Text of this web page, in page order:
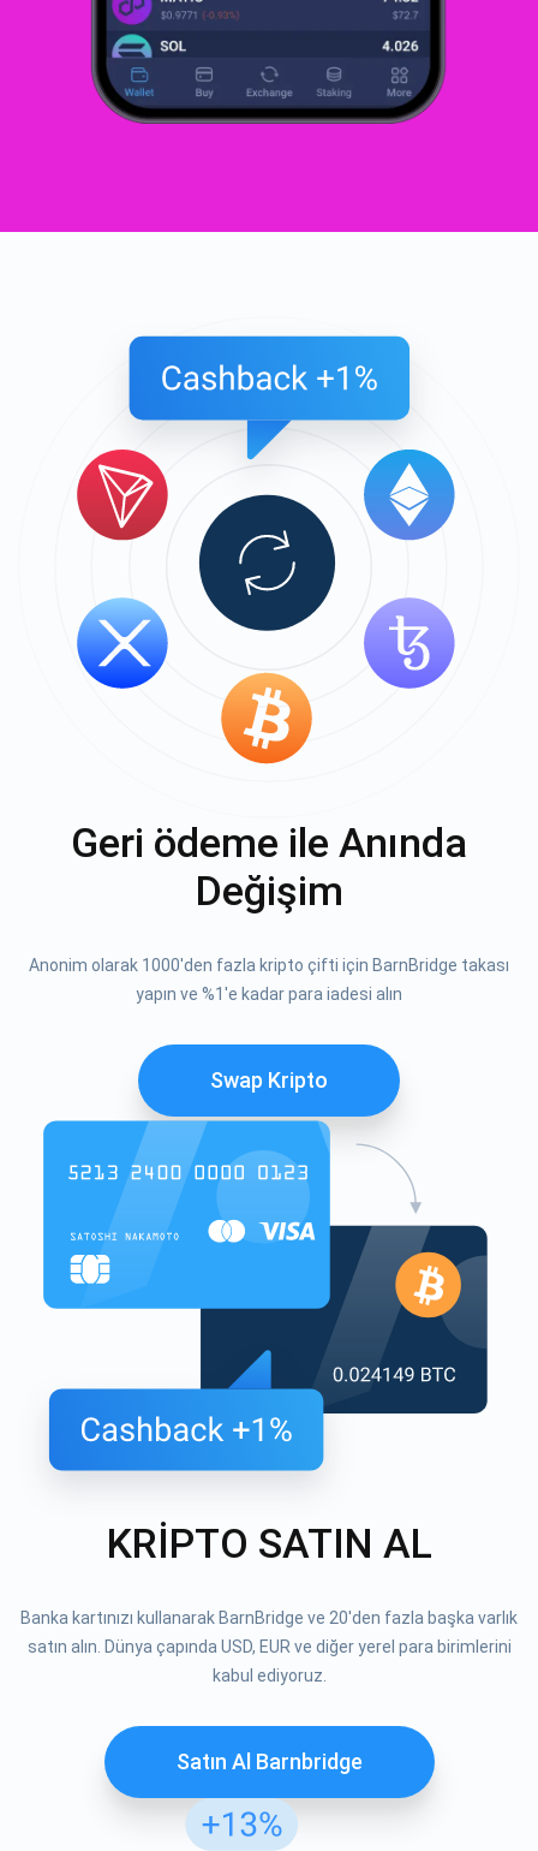
Geri ödeme ile Anında
Değişim
Anonim olarak 1000'den fazla kripto çifti için BarnBridge takası
yapın ve %1'e kadar para iadesi alın
Swap Kripto
KRİPTO SATIN AL
Banka kartınızı kullanarak BarnBridge ve 20'den fazla başka varlık
satın alın. Dünya çapında USD, EUR ve diğer yerel para birimlerini
kabul ediyoruz.
Satın Al Barnbridge